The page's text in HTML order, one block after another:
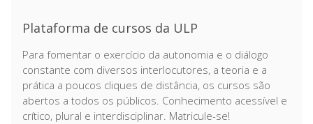
Plataforma de cursos da ULP
Para fomentar o exercício da autonomia e o diálogo
constante com diversos interlocutores, a teoria e a
prática a poucos cliques de distância, os cursos são
abertos a todos os públicos. Conhecimento acessível e
crítico, plural e interdisciplinar. Matricule-se!